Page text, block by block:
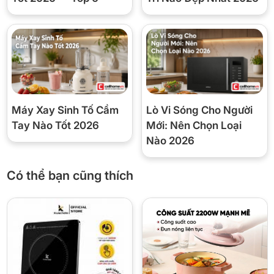
Kính Ceramic chịu nhiệt, dễ vệ
sinh
Điều khiển
Cảm ứng, 10 mức nhiệt độ/công
suất
Hẹn giờ Đến 99 phút, tự tắt
An toàn
Khóa trẻ em, tự tắt khi không có
nồi, chống quá nhiệt, quạt tản
🏪 Vì sao mua tại Cellhome
✅ Hàng chính hãng, đầy đủ hóa đơn VAT
⚡ Giao nhanh 4H nội thành Hà Nội, freeship đơn từ 300k
🔄 Đổi trả trong 10 ngày nếu lỗi nhà sản xuất
Máy Xay Sinh Tố Cầm
Tay Nào Tốt 2026
Lò Vi Sóng Cho Người
Mới: Nên Chọn Loại
Nào 2026
Có thể bạn cũng thích